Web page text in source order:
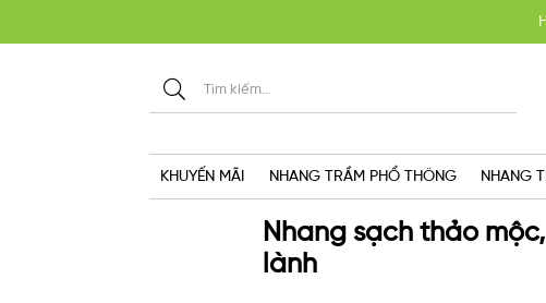
KHUYẾN
KHUYẾN MÃI NHANG TRẦM PHỔ THÔNG NHANG
Nhang sạch thảo
lành